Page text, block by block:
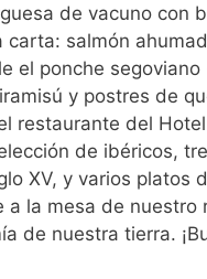
de vacuno con
salmón
el ponche
y postres de
restaurante del
de ibéricos,
XV, y varios platos
la mesa de nuestro
de nuestra tierra.